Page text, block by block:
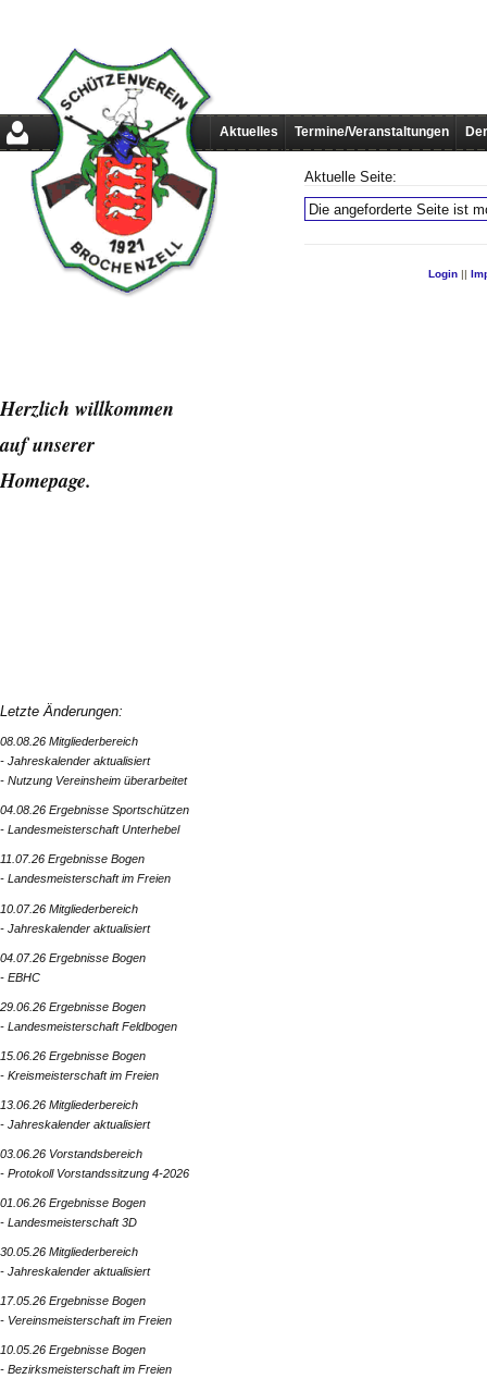
Aktuelles Termine/Veranstaltungen
Aktuelle Seite:
Die angeforderte Seite ist
Login ||
Herzlich willkommen
auf unserer
Homepage.
Letzte Änderungen:
08.08.26 Mitgliederbereich
- Jahreskalender aktualisiert
- Nutzung Vereinsheim überarbeitet
04.08.26 Ergebnisse Sportschützen
- Landesmeisterschaft Unterhebel
11.07.26 Ergebnisse Bogen
- Landesmeisterschaft im Freien
10.07.26 Mitgliederbereich
- Jahreskalender aktualisiert
04.07.26 Ergebnisse Bogen
- EBHC
29.06.26 Ergebnisse Bogen
- Landesmeisterschaft Feldbogen
15.06.26 Ergebnisse Bogen
- Kreismeisterschaft im Freien
13.06.26 Mitgliederbereich
- Jahreskalender aktualisiert
03.06.26 Vorstandsbereich
- Protokoll Vorstandssitzung 4-2026
01.06.26 Ergebnisse Bogen
- Landesmeisterschaft 3D
30.05.26 Mitgliederbereich
- Jahreskalender aktualisiert
17.05.26 Ergebnisse Bogen
- Vereinsmeisterschaft im Freien
10.05.26 Ergebnisse Bogen
- Bezirksmeisterschaft im Freien